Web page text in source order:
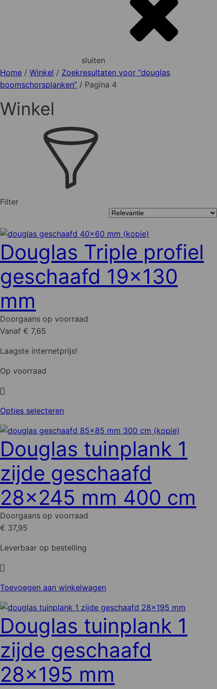
sluiten
Home / Winkel / Zoekresultaten voor “douglas
boomschorsplanken” / Pagina 4
Winkel
Filter
Douglas Triple profiel
geschaafd 19x130
mm
Doorgaans op voorraad
Vanaf € 7,65
Laagste internetprijs!
Op voorraad
Opties selecteren
heeft
meerdere
variaties.
Deze
optie
kan
gekozen
worden
de
Douglas tuinplank 1
zijde geschaafd
28x245 mm 400 cm
Doorgaans op voorraad
€ 37,95
Leverbaar op bestelling
Toevoegen aan winkelwagen
Douglas tuinplank 1
zijde geschaafd
28x195 mm